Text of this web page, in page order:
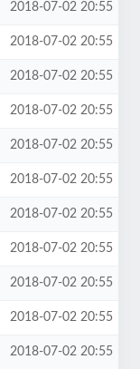
2018-07-02 20:55
2018-07-02 20:55
2018-07-02 20:55
2018-07-02 20:55
2018-07-02 20:55
2018-07-02 20:55
2018-07-02 20:55
2018-07-02 20:55
2018-07-02 20:55
2018-07-02 20:55
2018-07-02 20:55